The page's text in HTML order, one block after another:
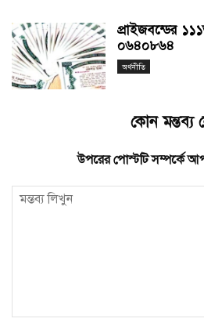
প্রাইজবন্ডের
০৬৪০৮৬৪
অর্থনীতি
কোন মন্তব্য
উপরের পোস্টটি সম্পর্কে